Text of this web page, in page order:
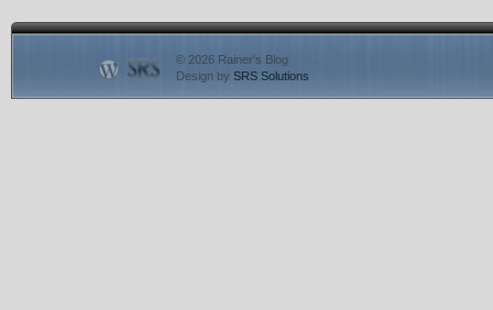
© 2026 Rainer's Blog
Design by SRS Solutions